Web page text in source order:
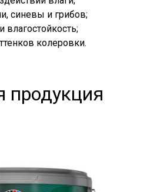
синевы и грибов;
влагостойкость;
колеровки.
продукция